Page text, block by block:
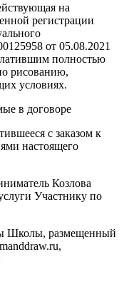
на
регистрации
от 05.08.2021
полностью
рисованию,
условиях.
в договоре
с заказом к
настоящего
Козлова
Участнику по
Школы, размещенный